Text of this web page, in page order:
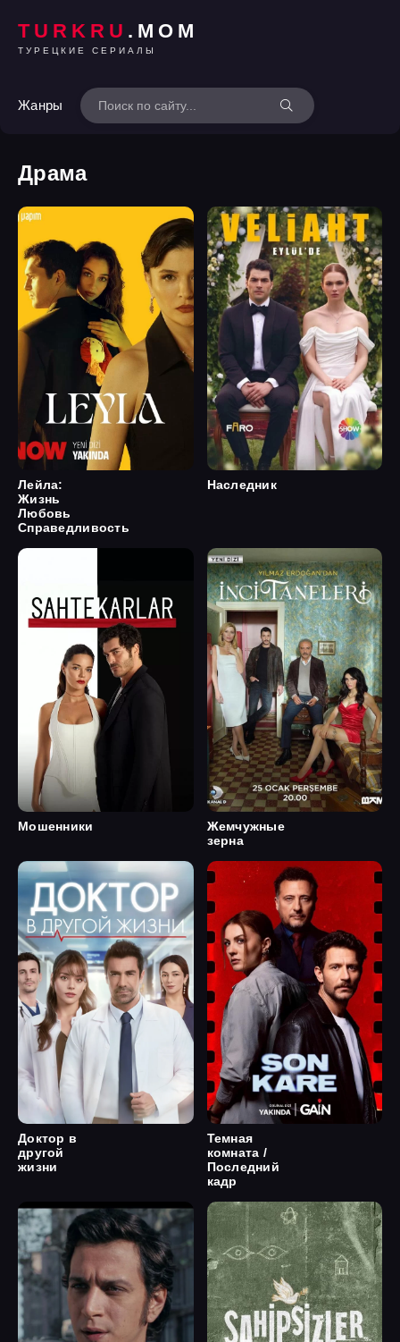
TURKRU .MOM
ТУРЕЦКИЕ СЕРИАЛЫ
Жанры
Драма
Лейла:
Жизнь
Любовь
Справедливость
Наследник
Мошенники
Жемчужные
зерна
Доктор в
другой
жизни
Темная
комната /
Последний
кадр